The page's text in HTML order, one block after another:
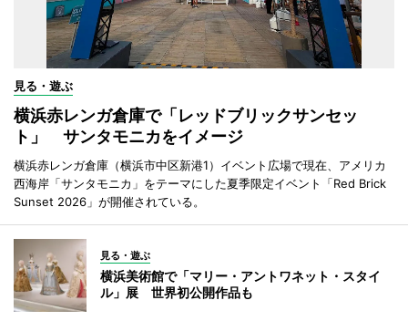
見る・遊ぶ
横浜赤レンガ倉庫で「レッドブリックサンセッ
ト」 サンタモニカをイメージ
横浜赤レンガ倉庫（横浜市中区新港1）イベント広場で現在、アメリカ
西海岸「サンタモニカ」をテーマにした夏季限定イベント「Red Brick
Sunset 2026」が開催されている。
見る・遊ぶ
横浜美術館で「マリー・アントワネット・スタイ
ル」展 世界初公開作品も